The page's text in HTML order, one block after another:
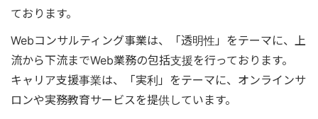
ております。
Webコンサルティング事業は、「透明性」をテーマに、上
流から下流までWeb業務の包括支援を行っております。
キャリア支援事業は、「実利」をテーマに、オンラインサ
ロンや実務教育サービスを提供しています。